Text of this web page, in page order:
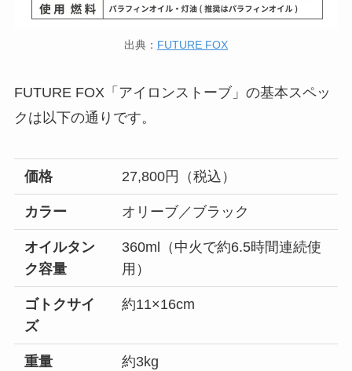
出典： FUTURE FOX
FUTURE FOX「アイロンストーブ」の基本スペッ
クは以下の通りです。
価格 27,800円（税込）
カラー オリーブ／ブラック
オイルタン
ク容量
360ml（中火で約6.5時間連続使
用）
ゴトクサイ
ズ
約11×16cm
重量 約3kg